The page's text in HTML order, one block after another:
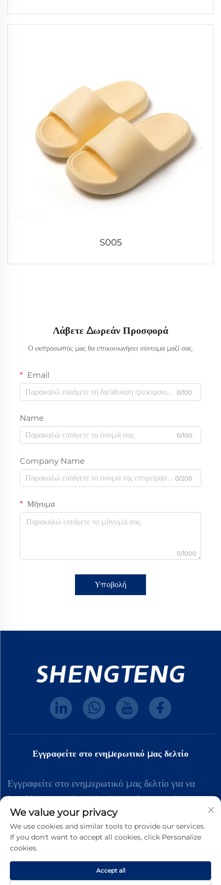
S005
Λάβετε Δωρεάν Προσφορά
Ο εκπρόσωπός μας θα επικοινωνήσει σύντομα μαζί σας.
Email
0/100
Name
0/100
Company Name
0/200
Μήνυμα
0/1000
Υποβολή
Εγγραφείτε στο ενημερωτικό μας δελτίο
Εγγραφείτε στο ενημερωτικό μας δελτίο για να
λαμβάνετε τα τελευταία νέα της βιομηχανίας,
ενημερώσεις και πληροφορίες από την ομάδα μας.
We value your privacy
We use cookies and similar tools to provide our services.
If you don't want to accept all cookies, click Personalize
cookies.
Accept all